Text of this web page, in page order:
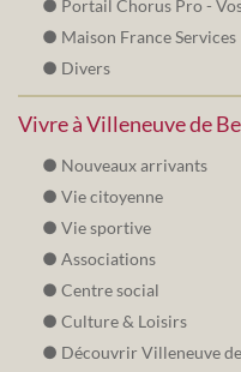
Portail Chorus Pro -
Maison France Services
Divers
Vivre à Villeneuve de
Nouveaux arrivants
Vie citoyenne
Vie sportive
Associations
Centre social
Culture & Loisirs
Découvrir Villeneuve